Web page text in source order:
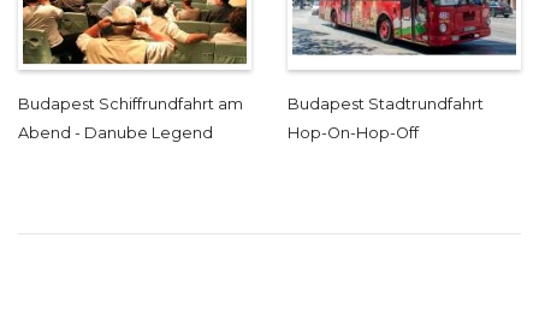
Budapest Schiffrundfahrt am
Abend - Danube Legend
Budapest Stadtrundfahrt
Hop-On-Hop-Off